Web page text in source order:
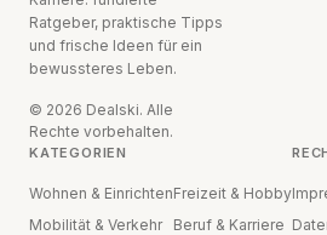
Ratgeber, praktische Tipps
und frische Ideen für ein
bewussteres Leben.
© 2026 Dealski. Alle
Rechte vorbehalten.
KATEGORIEN
Wohnen & Einrichten
Mobilität & Verkehr
Freizeit & Hobby
Beruf & Karriere